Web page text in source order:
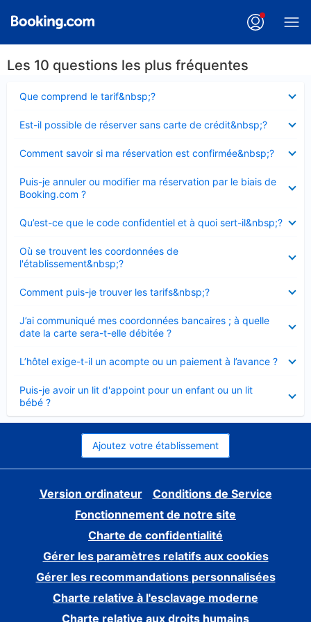
Les 10 questions les plus fréquentes
Que comprend le tarif&nbsp;?
fermé
Est-il possible de réserver sans carte de crédit&nbsp;?
fermé
Comment savoir si ma réservation est confirmée&nbsp;?
fermé
Puis-je annuler ou modifier ma réservation par le biais de
Booking.com ?
fermé
Qu’est-ce que le code confidentiel et à quoi sert-il&nbsp;?
fermé
Où se trouvent les coordonnées de
l'établissement&nbsp;?
fermé
Comment puis-je trouver les tarifs&nbsp;?
fermé
J’ai communiqué mes coordonnées bancaires ; à quelle
date la carte sera-t-elle débitée ?
fermé
L’hôtel exige-t-il un acompte ou un paiement à l’avance ?
fermé
Puis-je avoir un lit d'appoint pour un enfant ou un lit
bébé ?
fermé
Ajoutez votre établissement
Version ordinateur
Conditions de Service
Fonctionnement de notre site
Charte de confidentialité
Gérer les paramètres relatifs aux cookies
Gérer les recommandations personnalisées
Charte relative à l'esclavage moderne
Charte relative aux droits humains